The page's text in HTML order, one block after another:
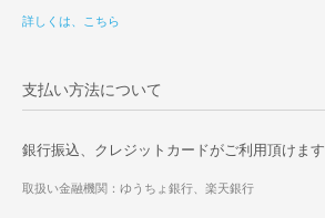
詳しくは、こちら
支払い方法について
銀行振込、クレジットカードがご利用頂けます
取扱い金融機関：ゆうちょ銀行、楽天銀行